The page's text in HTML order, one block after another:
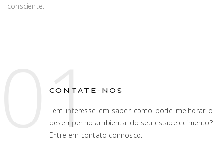
consciente.
01
CONTATE-NOS
Tem interesse em saber como pode melhorar o
desempenho ambiental do seu estabelecimento?
Entre em contato connosco.